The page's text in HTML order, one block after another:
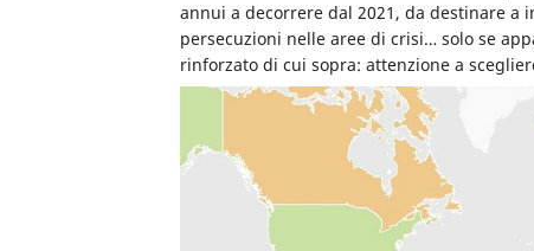
annui a decorrere dal 2021, da destinare
persecuzioni nelle aree di crisi… solo se
rinforzato di cui sopra: attenzione a